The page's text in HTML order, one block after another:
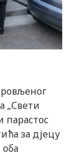
„Свети
за дјецу